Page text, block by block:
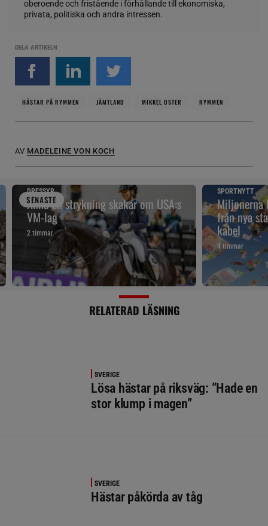
oberoende och fristående i förhållande till ekonomiska,
privata, politiska och andra intressen.
DELA ARTIKELN
HÄSTAR PÅ RYMMEN JÄMTLAND MIKKEL OSTER RYMMEN
AV MADELEINE VON KOCH
SENASTE
DRESSYR
Ännu en strykning skakar om USA:s
VM-lag
2 timmar
SPORTNYTT
Miljonerna
från nya
kabel
4 timmar
RELATERAD LÄSNING
SVERIGE
Lösa hästar på riksväg: ”Hade en
stor klump i magen”
SVERIGE
Hästar påkörda av tåg